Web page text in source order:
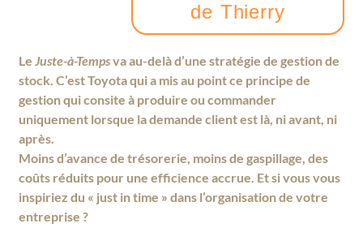
de Thierry
LeJuste-à-Tempsva au-delà d’une stratégie de gestion de
stock. C’est Toyota qui a mis au point ce principe de
gestion qui consite à produire ou commander
uniquement lorsque la demande client est là, ni avant, ni
après.
Moins d’avance de trésorerie, moins de gaspillage, des
coûts réduits pour une efficience accrue. Et si vous vous
inspiriez du « just in time » dans l’organisation de votre
entreprise ?